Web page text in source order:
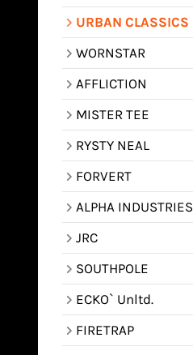
URBAN CLASSICS
WORNSTAR
AFFLICTION
MISTER TEE
RYSTY NEAL
FORVERT
ALPHA INDUSTRIES
JRC
SOUTHPOLE
ECKO` Unltd.
FIRETRAP